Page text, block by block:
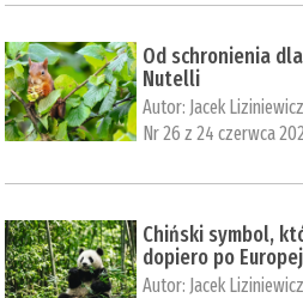
Od schronienia
Nutelli
Autor: Jacek Liziniewicz
Nr 26 z 24 czerwca
Chiński symbol,
dopiero po
Autor: Jacek Liziniewicz